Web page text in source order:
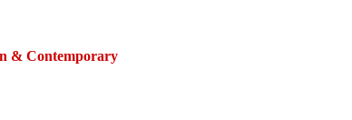
& Contemporary